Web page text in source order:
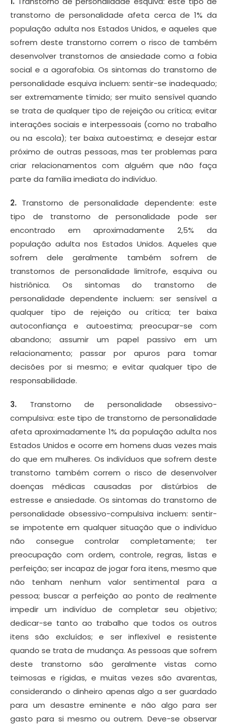
transtorno de personalidade afeta cerca de 1% da
população adulta nos Estados Unidos, e aqueles que
sofrem deste transtorno correm o risco de também
desenvolver transtornos de ansiedade como a fobia
social e a agorafobia. Os sintomas do transtorno de
personalidade esquiva incluem: sentir-se inadequado;
ser extremamente tímido; ser muito sensível quando
se trata de qualquer tipo de rejeição ou crítica; evitar
interações sociais e interpessoais (como no trabalho
ou na escola); ter baixa autoestima; e desejar estar
próximo de outras pessoas, mas ter problemas para
criar relacionamentos com alguém que não faça
parte da família imediata do indivíduo.
2. Transtorno de personalidade dependente: este
tipo de transtorno de personalidade pode ser
encontrado em aproximadamente 2,5% da
população adulta nos Estados Unidos. Aqueles que
sofrem dele geralmente também sofrem de
transtornos de personalidade limítrofe, esquiva ou
histriônica. Os sintomas do transtorno de
personalidade dependente incluem: ser sensível a
qualquer tipo de rejeição ou crítica; ter baixa
autoconfiança e autoestima; preocupar-se com
abandono; assumir um papel passivo em um
relacionamento; passar por apuros para tomar
decisões por si mesmo; e evitar qualquer tipo de
responsabilidade.
3. Transtorno de personalidade obsessivo-
compulsiva: este tipo de transtorno de personalidade
afeta aproximadamente 1% da população adulta nos
Estados Unidos e ocorre em homens duas vezes mais
do que em mulheres. Os indivíduos que sofrem deste
transtorno também correm o risco de desenvolver
doenças médicas causadas por distúrbios de
estresse e ansiedade. Os sintomas do transtorno de
personalidade obsessivo-compulsiva incluem: sentir-
se impotente em qualquer situação que o indivíduo
não consegue controlar completamente; ter
preocupação com ordem, controle, regras, listas e
perfeição; ser incapaz de jogar fora itens, mesmo que
não tenham nenhum valor sentimental para a
pessoa; buscar a perfeição ao ponto de realmente
impedir um indivíduo de completar seu objetivo;
dedicar-se tanto ao trabalho que todos os outros
itens são excluídos; e ser inflexível e resistente
quando se trata de mudança. As pessoas que sofrem
deste transtorno são geralmente vistas como
teimosas e rígidas, e muitas vezes são avarentas,
considerando o dinheiro apenas algo a ser guardado
para um desastre eminente e não algo para ser
gasto para si mesmo ou outrem. Deve-se observar